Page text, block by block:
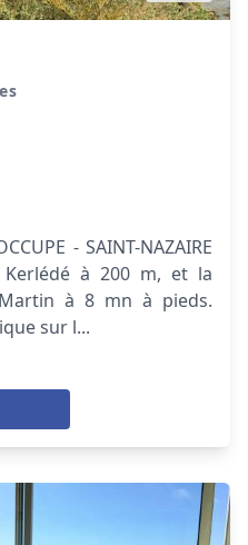
- SAINT-NAZAIRE
à 200 m, et la
à 8 mn à pieds.
sur l...